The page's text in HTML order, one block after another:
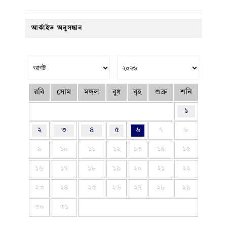
আর্কাইভ অনুসন্ধান
রবি সোম মঙ্গল বুধ বৃহ শুক্র শনি
১
২ ৩ ৪ ৫ ৬ ৭ ৮
৯ ১০ ১১ ১২ ১৩ ১৪ ১৫
১৬ ১৭ ১৮ ১৯ ২০ ২১ ২২
২৩ ২৪ ২৫ ২৬ ২৭ ২৮ ২৯
৩০ ৩১